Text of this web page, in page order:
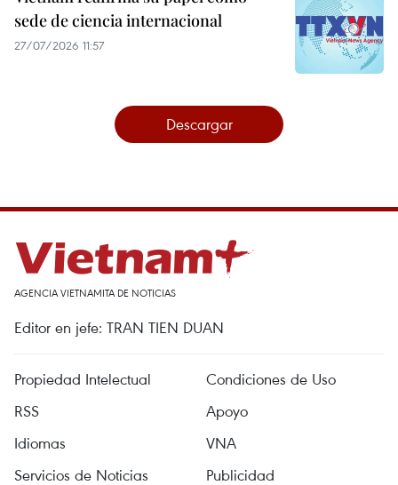
sede de ciencia internacional
27/07/2026 11:57
Descargar
AGENCIA VIETNAMITA DE NOTICIAS
Editor en jefe: TRAN TIEN DUAN
Propiedad Intelectual
Condiciones de Uso
RSS
Apoyo
Idiomas
VNA
Servicios de Noticias
Publicidad